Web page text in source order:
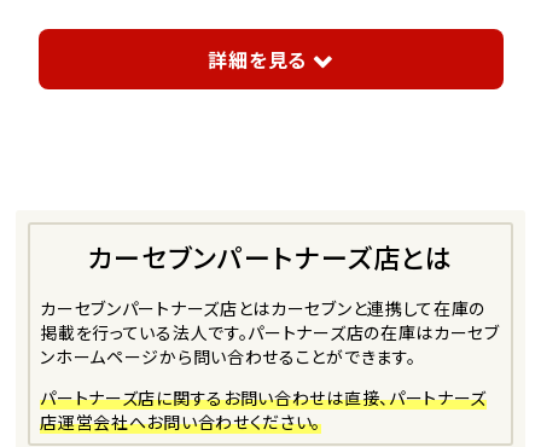
詳細を見る
カーセブンパートナーズ店とは
カーセブンパートナーズ店とはカーセブンと連携して在庫の
掲載を行っている法人です。パートナーズ店の在庫はカーセブ
ンホームページから問い合わせることができます。
パートナーズ店に関するお問い合わせは直接、パートナーズ
店運営会社へお問い合わせください。